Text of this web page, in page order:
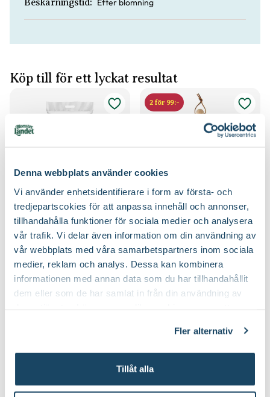
Denna webbplats använder cookies
Vi använder enhetsidentifierare i form av första- och
tredjepartscokies för att anpassa innehåll och annonser,
tillhandahålla funktioner för sociala medier och analysera
vår trafik. Vi delar även information om din användning av
vår webbplats med våra samarbetspartners inom sociala
medier, reklam och analys. Dessa kan kombinera
informationen med annan data som du har tillhandahållit
dem eller som de har samlat in från din användning av
Fler alternativ
Tillåt alla
Beskärningstid:
Köp till för ett lyckat resultat
Hasselfors Ros &
perennjord
Hasselfors Garden
7990
Välj butik
Online
Slut i lager
Till Produkten
till Hasselfors Ros & perennjord produktsida
2 för 99:-
Blomsterlandet
5990
Välj butik
Online
Slut i lager
Till Produkten
till Smal